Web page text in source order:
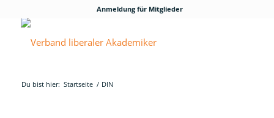
Anmeldung für Mitglieder
Du bist hier: Startseite / DIN